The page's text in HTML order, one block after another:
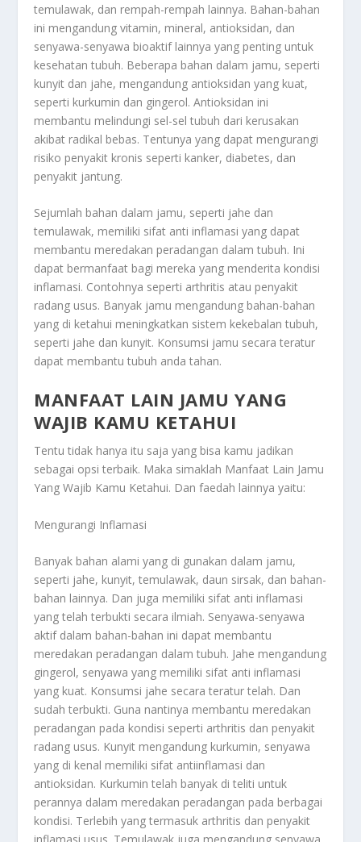
temulawak, dan rempah-rempah lainnya. Bahan-bahan
ini mengandung vitamin, mineral, antioksidan, dan
senyawa-senyawa bioaktif lainnya yang penting untuk
kesehatan tubuh. Beberapa bahan dalam jamu, seperti
kunyit dan jahe, mengandung antioksidan yang kuat,
seperti kurkumin dan gingerol. Antioksidan ini
membantu melindungi sel-sel tubuh dari kerusakan
akibat radikal bebas. Tentunya yang dapat mengurangi
risiko penyakit kronis seperti kanker, diabetes, dan
penyakit jantung.
Sejumlah bahan dalam jamu, seperti jahe dan
temulawak, memiliki sifat anti inflamasi yang dapat
membantu meredakan peradangan dalam tubuh. Ini
dapat bermanfaat bagi mereka yang menderita kondisi
inflamasi. Contohnya seperti arthritis atau penyakit
radang usus. Banyak jamu mengandung bahan-bahan
yang di ketahui meningkatkan sistem kekebalan tubuh,
seperti jahe dan kunyit. Konsumsi jamu secara teratur
dapat membantu tubuh anda tahan.
MANFAAT LAIN JAMU YANG
WAJIB KAMU KETAHUI
Tentu tidak hanya itu saja yang bisa kamu jadikan
sebagai opsi terbaik. Maka simaklah Manfaat Lain Jamu
Yang Wajib Kamu Ketahui. Dan faedah lainnya yaitu:
Mengurangi Inflamasi
Banyak bahan alami yang di gunakan dalam jamu,
seperti jahe, kunyit, temulawak, daun sirsak, dan bahan-
bahan lainnya. Dan juga memiliki sifat anti inflamasi
yang telah terbukti secara ilmiah. Senyawa-senyawa
aktif dalam bahan-bahan ini dapat membantu
meredakan peradangan dalam tubuh. Jahe mengandung
gingerol, senyawa yang memiliki sifat anti inflamasi
yang kuat. Konsumsi jahe secara teratur telah. Dan
sudah terbukti. Guna nantinya membantu meredakan
peradangan pada kondisi seperti arthritis dan penyakit
radang usus. Kunyit mengandung kurkumin, senyawa
yang di kenal memiliki sifat antiinflamasi dan
antioksidan. Kurkumin telah banyak di teliti untuk
perannya dalam meredakan peradangan pada berbagai
kondisi. Terlebih yang termasuk arthritis dan penyakit